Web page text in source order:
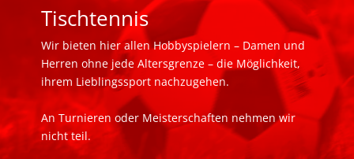
Tischtennis
Wir bieten hier allen Hobbyspielern – Damen und
Herren ohne jede Altersgrenze – die Möglichkeit,
ihrem Lieblingssport nachzugehen.
An Turnieren oder Meisterschaften nehmen wir
nicht teil.